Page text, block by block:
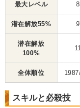
最大レベル
潜在解放55%
潜在解放
100%
全体順位
スキルと必殺技